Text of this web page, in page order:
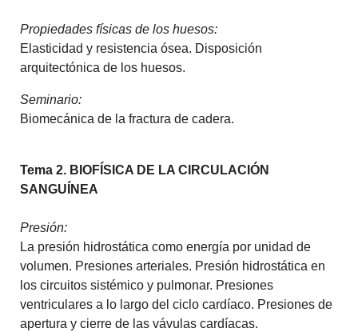
Propiedades físicas de los huesos:
Elasticidad y resistencia ósea. Disposición
arquitectónica de los huesos.
Seminario:
Biomecánica de la fractura de cadera.
Tema 2. BIOFÍSICA DE LA CIRCULACIÓN
SANGUÍNEA
Presión:
La presión hidrostática como energía por unidad de
volumen. Presiones arteriales. Presión hidrostática en
los circuitos sistémico y pulmonar. Presiones
ventriculares a lo largo del ciclo cardíaco. Presiones de
apertura y cierre de las vávulas cardíacas.